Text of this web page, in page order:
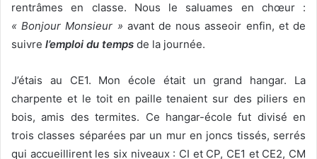
rentrâmes en classe. Nous le saluames en chœur :
« Bonjour Monsieur » avant de nous asseoir enfin, et de
suivre l’emploi du temps de la journée.
J’étais au CE1. Mon école était un grand hangar. La
charpente et le toit en paille tenaient sur des piliers en
bois, amis des termites. Ce hangar-école fut divisé en
trois classes séparées par un mur en joncs tissés, serrés
qui accueillirent les six niveaux : CI et CP, CE1 et CE2, CM